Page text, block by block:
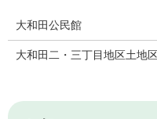
大和田公民館
大和田二・三丁目地区土地